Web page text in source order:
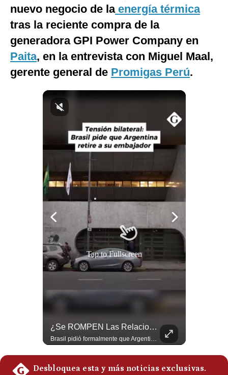
gestion.pe
¿quiénes
Somos?
Términos
Y
Frecuentes
nuevo negocio de laenergía térmica
tras la reciente compra de la
generadora GPI Power Company en
Paita, en la entrevista con Miguel Maal,
gerente general de Promigas Perú.
¿Se ROMPEN Las Relaciones Entre Brasil Y Argentina? | Gestión Mundo
Tap to Fullscreen